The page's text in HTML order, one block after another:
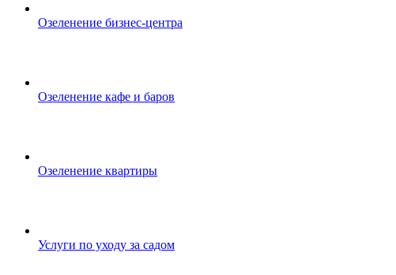
Озеленение бизнес-центра
Озеленение кафе и баров
Озеленение квартиры
Услуги по уходу за садом